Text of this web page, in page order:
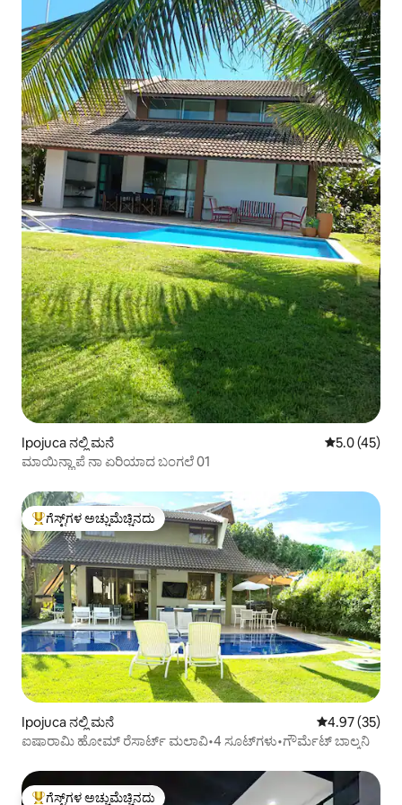
Ipojuca ನಲ್ಲಿ ಮನೆ 5 ರಲ್ಲಿ 5.0
5.0 (45)
ಮಾಯಿನ್ಹಾ ಪೆ ನಾ ಏರಿಯಾದ ಬಂಗಲೆ 01
ಗೆಸ್ಟ್‌ಗಳಿಗೆ ಅತಿ ಹೆಚ್ಚು ಅಚ್ಚುಮೆಚ್ಚಿನದು
ಗೆಸ್ಟ್‌ಗಳ ಅಚ್ಚುಮೆಚ್ಚಿನದು
Ipojuca ನಲ್ಲಿ ಮನೆ 5 ರಲ್ಲಿ 4.97
4.97 (35)
ಐಷಾರಾಮಿ ಹೋಮ್ ರೆಸಾರ್ಟ್ ಮಲಾವಿ•4 ಸೂಟ್‌ಗಳು•ಗೌರ್ಮೆಟ್ ಬಾಲ್ಕನಿ
ಗೆಸ್ಟ್‌ಗಳ ಅಚ್ಚುಮೆಚ್ಚಿನದು